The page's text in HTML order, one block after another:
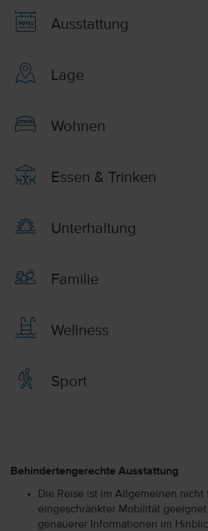
Ausstattung
Lage
Wohnen
Essen & Trinken
Unterhaltung
Familie
Wellness
Sport
Behindertengerechte Ausstattung
Die Reise ist im Allgemeinen nicht
eingeschränkter Mobilität
genauerer Informationen im